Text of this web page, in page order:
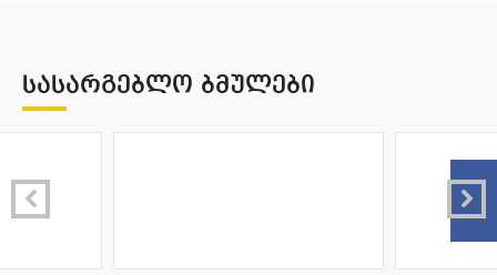
ᲡᲐᲡᲐᲠᲒᲔᲑᲚᲝ ᲑᲛᲣᲚᲔᲑᲘ